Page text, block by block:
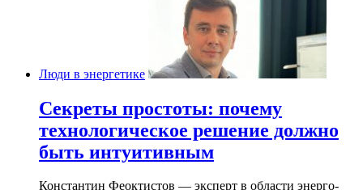
Люди в энергетике
Секреты простоты: почему
технологическое решение должно
быть интуитивным
Константин Феоктистов — эксперт в области энерго-